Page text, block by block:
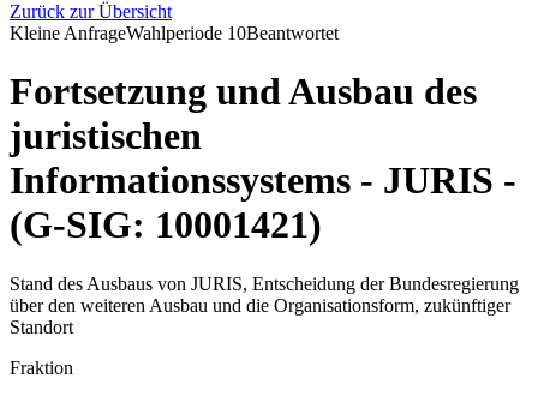
Zurück zur Übersicht
Kleine AnfrageWahlperiode 10Beantwortet
Fortsetzung und Ausbau des
juristischen
Informationssystems - JURIS -
(G-SIG: 10001421)
Stand des Ausbaus von JURIS, Entscheidung der Bundesregierung
über den weiteren Ausbau und die Organisationsform, zukünftiger
Standort
Fraktion